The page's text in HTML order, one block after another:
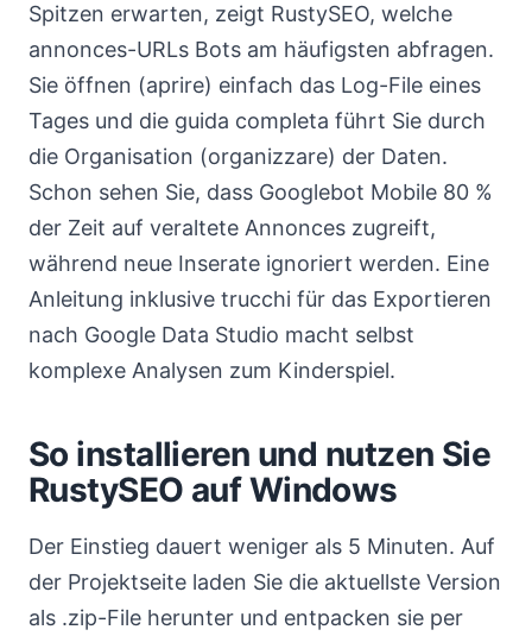
Spitzen erwarten, zeigt RustySEO, welche
annonces-URLs Bots am häufigsten abfragen.
Sie öffnen (aprire) einfach das Log-File eines
Tages und die guida completa führt Sie durch
die Organisation (organizzare) der Daten.
Schon sehen Sie, dass Googlebot Mobile 80 %
der Zeit auf veraltete Annonces zugreift,
während neue Inserate ignoriert werden. Eine
Anleitung inklusive trucchi für das Exportieren
nach Google Data Studio macht selbst
komplexe Analysen zum Kinderspiel.
So installieren und nutzen Sie
RustySEO auf Windows
Der Einstieg dauert weniger als 5 Minuten. Auf
der Projektseite laden Sie die aktuellste Version
als .zip-File herunter und entpacken sie per